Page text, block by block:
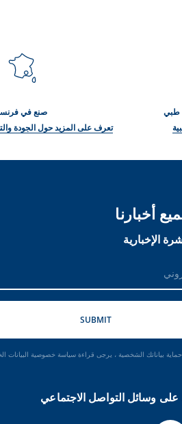
طبي
صنع في
تعرف على المزيد حول الجودة
أخبارنا
الإخبارية
بياناتك الشخصية ، يرجى قراءة سياسة خصوصية البيانات
على وسائل التواصل الاجتماعي